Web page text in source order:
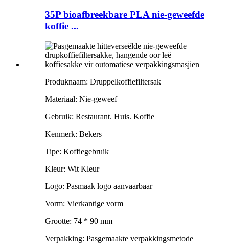
35P bioafbreekbare PLA nie-geweefde
koffie ...
Produknaam: Druppelkoffiefiltersak
Materiaal: Nie-geweef
Gebruik: Restaurant. Huis. Koffie
Kenmerk: Bekers
Tipe: Koffiegebruik
Kleur: Wit Kleur
Logo: Pasmaak logo aanvaarbaar
Vorm: Vierkantige vorm
Grootte: 74 * 90 mm
Verpakking: Pasgemaakte verpakkingsmetode